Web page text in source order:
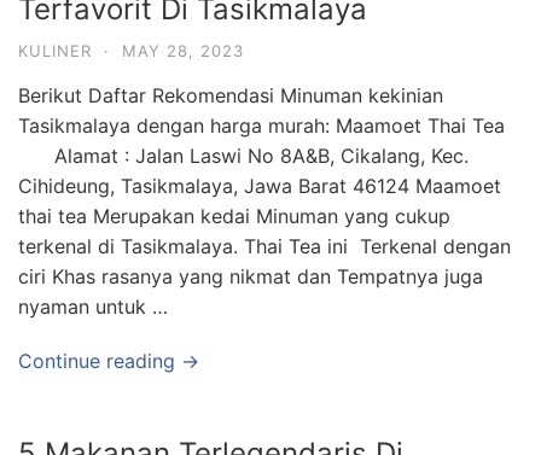
Terfavorit Di Tasikmalaya
KULINER · MAY 28, 2023
Berikut Daftar Rekomendasi Minuman kekinian
Tasikmalaya dengan harga murah: Maamoet Thai Tea
Alamat : Jalan Laswi No 8A&B, Cikalang, Kec.
Cihideung, Tasikmalaya, Jawa Barat 46124 Maamoet
thai tea Merupakan kedai Minuman yang cukup
terkenal di Tasikmalaya. Thai Tea ini Terkenal dengan
ciri Khas rasanya yang nikmat dan Tempatnya juga
nyaman untuk …
Continue reading →